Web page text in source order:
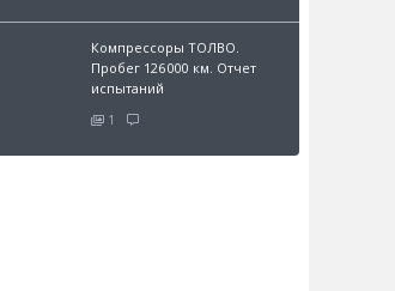
Компрессоры ТОЛВО.
Пробег 126 000 км. Отчет
испытаний
1